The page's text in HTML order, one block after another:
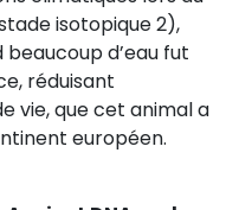
isotopique 2),
beaucoup d’eau fut
réduisant
vie, que cet animal a
européen.